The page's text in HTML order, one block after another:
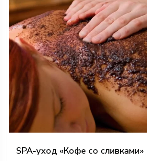
SPA-уход «Кофе со сливками»